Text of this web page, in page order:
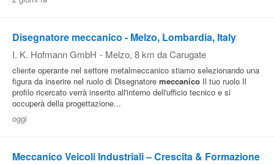
Disegnatore meccanico - Melzo, Lombardia, Italy
I. K. Hofmann GmbH - Melzo, 8 km da Carugate
cliente operante nel settore metalmeccanico stiamo selezionando una
figura da inserire nel ruolo di Disegnatore meccanico Il tuo ruolo Il
profilo ricercato verrà inserito all'interno dell'ufficio tecnico e si
occuperà della progettazione...
oggi
Meccanico Veicoli Industriali – Crescita & Formazione